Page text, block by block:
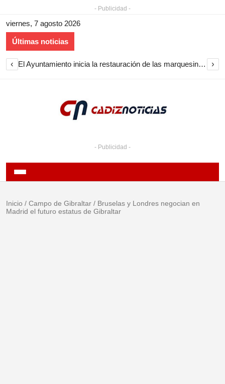
- Publicidad -
viernes, 7 agosto 2026
Últimas noticias
‹ El Ayuntamiento inicia la restauración de las marquesinas de Plaza Esteve para volver a instalarlas en el centro de Jerez ›
- Publicidad -
Inicio / Campo de Gibraltar / Bruselas y Londres negocian en
Madrid el futuro estatus de Gibraltar